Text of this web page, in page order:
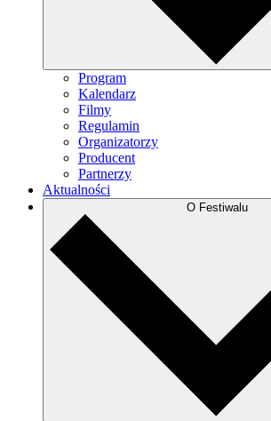
Program
Kalendarz
Filmy
Regulamin
Organizatorzy
Producent
Partnerzy
Aktualności
O Festiwalu